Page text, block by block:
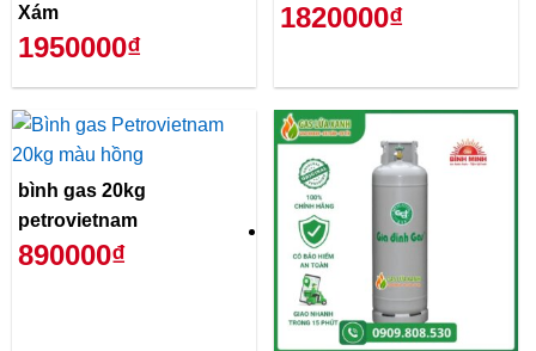
Xám
1950000₫
1820000₫
bình gas 20kg
petrovietnam
890000₫